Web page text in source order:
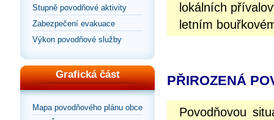
Stupně povodňové aktivity
Zabezpečení evakuace
Výkon povodňové služby
Grafická část
Mapa povodňového plánu obce
lokálních
letním
PŘIROZENÁ
Povodňovou